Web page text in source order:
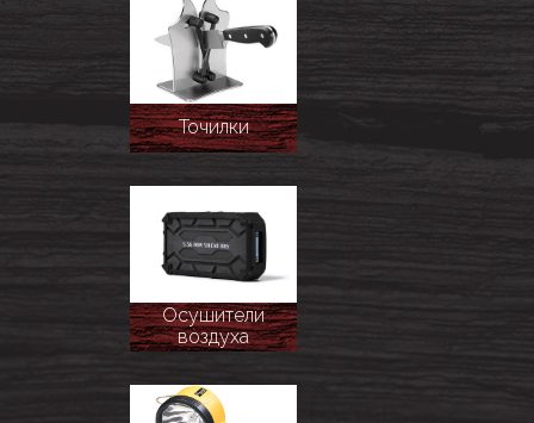
Точилки
Осушители
воздуха